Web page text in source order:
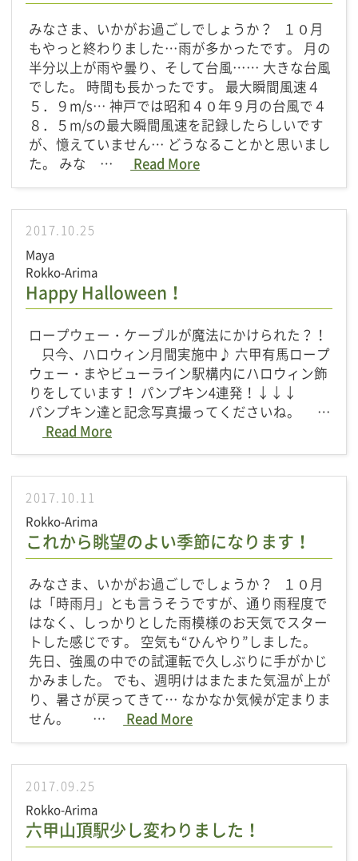
みなさま、いかがお過ごしでしょうか？ １０月
もやっと終わりました…雨が多かったです。 月の
半分以上が雨や曇り、そして台風…… 大きな台風
でした。 時間も長かったです。 最大瞬間風速４
５．９m/s… 神戸では昭和４０年９月の台風で４
８．５m/sの最大瞬間風速を記録したらしいです
が、憶えていません… どうなることかと思いまし
た。 みな …
Read More
2017.10.25
Maya
Rokko-Arima
Happy Halloween！
ロープウェー・ケーブルが魔法にかけられた？！
只今、ハロウィン月間実施中♪ 六甲有馬ロープ
ウェー・まやビューライン駅構内にハロウィン飾
りをしています！ パンプキン4連発！↓↓↓
パンプキン達と記念写真撮ってくださいね。 …
Read More
2017.10.11
Rokko-Arima
これから眺望のよい季節になります！
みなさま、いかがお過ごしでしょうか？ １０月
は「時雨月」とも言うそうですが、通り雨程度で
はなく、しっかりとした雨模様のお天気でスター
トした感じです。 空気も“ひんやり”しました。
先日、強風の中での試運転で久しぶりに手がかじ
かみました。 でも、週明けはまたまた気温が上が
り、暑さが戻ってきて… なかなか気候が定まりま
せん。 …
Read More
2017.09.25
Rokko-Arima
六甲山頂駅少し変わりました！